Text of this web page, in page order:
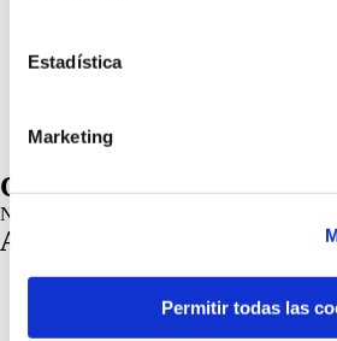
Estadística
Marketing
Permitir todas las
Bruma protectora SP50: piel y
donde vayas
5 cosas que tu dermatólogo quiere
piel
Comentarios recientes
No hay comentarios que mostrar.
Archivos